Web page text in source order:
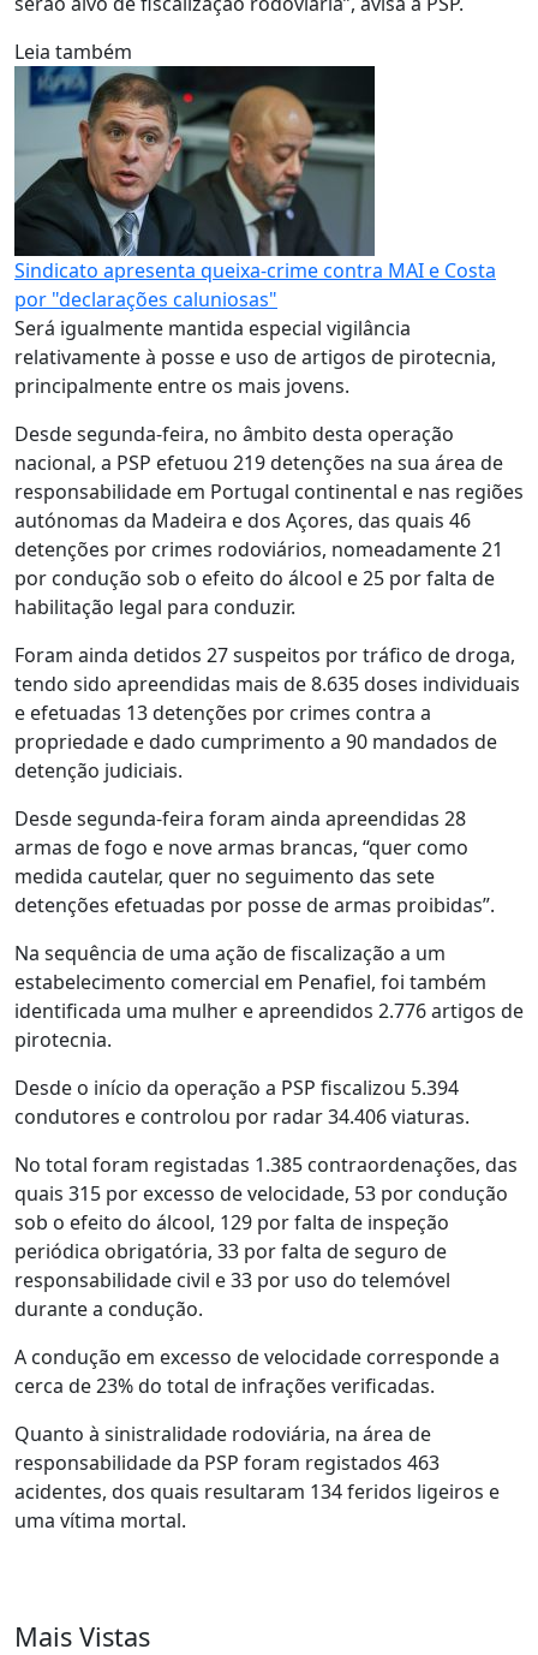
Leia também
Sindicato apresenta queixa-crime contra MAI e Costa
por "declarações caluniosas"
Será igualmente mantida especial vigilância
relativamente à posse e uso de artigos de pirotecnia,
principalmente entre os mais jovens.
Desde segunda-feira, no âmbito desta operação
nacional, a PSP efetuou 219 detenções na sua área de
responsabilidade em Portugal continental e nas regiões
autónomas da Madeira e dos Açores, das quais 46
detenções por crimes rodoviários, nomeadamente 21
por condução sob o efeito do álcool e 25 por falta de
habilitação legal para conduzir.
Foram ainda detidos 27 suspeitos por tráfico de droga,
tendo sido apreendidas mais de 8.635 doses individuais
e efetuadas 13 detenções por crimes contra a
propriedade e dado cumprimento a 90 mandados de
detenção judiciais.
Desde segunda-feira foram ainda apreendidas 28
armas de fogo e nove armas brancas, “quer como
medida cautelar, quer no seguimento das sete
detenções efetuadas por posse de armas proibidas”.
Na sequência de uma ação de fiscalização a um
estabelecimento comercial em Penafiel, foi também
identificada uma mulher e apreendidos 2.776 artigos de
pirotecnia.
Desde o início da operação a PSP fiscalizou 5.394
condutores e controlou por radar 34.406 viaturas.
No total foram registadas 1.385 contraordenações, das
quais 315 por excesso de velocidade, 53 por condução
sob o efeito do álcool, 129 por falta de inspeção
periódica obrigatória, 33 por falta de seguro de
responsabilidade civil e 33 por uso do telemóvel
durante a condução.
A condução em excesso de velocidade corresponde a
cerca de 23% do total de infrações verificadas.
Quanto à sinistralidade rodoviária, na área de
responsabilidade da PSP foram registados 463
acidentes, dos quais resultaram 134 feridos ligeiros e
uma vítima mortal.
Mais Vistas